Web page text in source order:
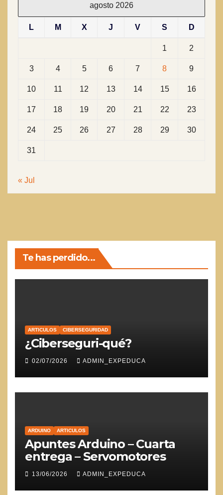
agosto 2026
L M X J V S D
1 2
3 4 5 6 7 8 9
10 11 12 13 14 15 16
17 18 19 20 21 22 23
24 25 26 27 28 29 30
31
« Jul
Te has perdido...
ARTICULOS CIBERSEGURIDAD
¿Ciberseguri-qué?
02/07/2026 ADMIN_EXPEDUCA
ARDUINO ARTICULOS
Apuntes Arduino – Cuarta
entrega – Servomotores
13/06/2026 ADMIN_EXPEDUCA